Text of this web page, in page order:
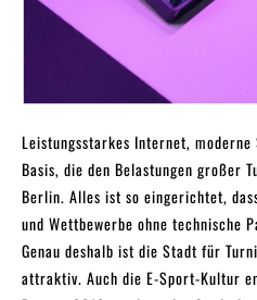
Leistungsstarkes Internet,
Basis, die den Belastungen großer
Berlin. Alles ist so eingerichtet,
und Wettbewerbe ohne technische
Genau deshalb ist die Stadt für
attraktiv. Auch die E-Sport-Kultur